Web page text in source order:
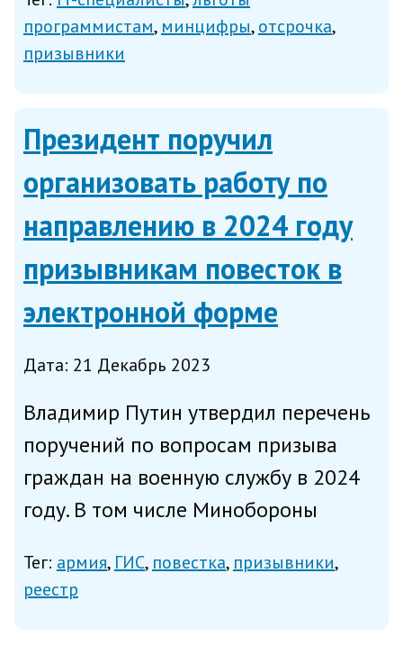
подавали заявления на едином
портале госуслуг. С 1 апреля по 15
программистам минцифры отсрочка
призывники
Президент поручил
организовать работу по
направлению в 2024 году
призывникам повесток в
электронной форме
Дата: 21 Декабрь 2023
Владимир Путин утвердил перечень
поручений по вопросам призыва
граждан на военную службу в 2024
году. В том числе Минобороны
организовать работу по
обеспечению постановки граждан
Тег: армия ГИС повестка призывники
реестр